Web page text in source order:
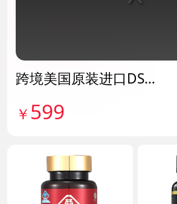
跨境美国原装进口DS三
7
￥ 599